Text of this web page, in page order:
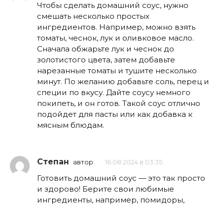
Чтобы сделать домашний соус, нужно
смешать несколько простых
ингредиентов. Например, можно взять
томаты, чеснок, лук и оливковое масло.
Сначала обжарьте лук и чеснок до
золотистого цвета, затем добавьте
нарезанные томаты и тушите несколько
минут. По желанию добавьте соль, перец и
специи по вкусу. Дайте соусу немного
покипеть, и он готов. Такой соус отлично
подойдет для пасты или как добавка к
мясным блюдам.
Степан автор 16.08.2024 в 03:35
Готовить домашний соус — это так просто
и здорово! Берите свои любимые
ингредиенты, например, помидоры,